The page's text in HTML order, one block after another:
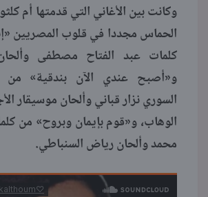
وكانت بين الأغاني التي قدمتها أم
الحماس مجددا في قلوب المصريين
كلمات عبد الفتاح مصطفى
و«أصبح عندي الآن بندقية» من
السوري نزار قباني وألحان موسيقار
الوهاب، و«قوم بإيمان وبروح» من
محمد وألحان رياض السنباطي.